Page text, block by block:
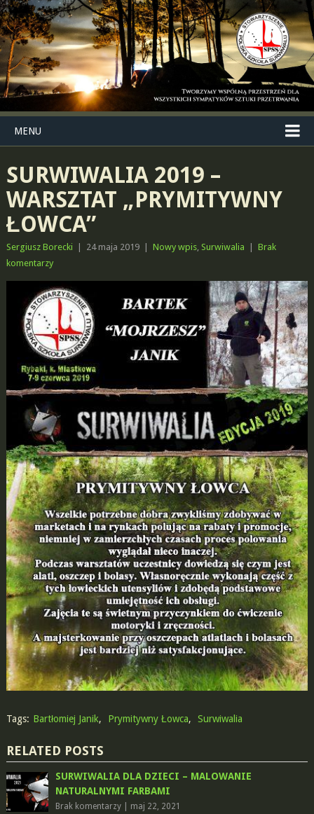
MENU
SURWIWALIA 2019 –
WARSZTAT „PRYMITYWNY
ŁOWCA”
Sergiusz Borecki 24 maja 2019 Nowy wpis, Surwiwalia
Brak
komentarzy
Tags: Bartłomiej Janik, Prymitywny Łowca, Surwiwalia
RELATED POSTS
SURWIWALIA DLA DZIECI – MALOWANIE
NATURALNYMI FARBAMI
Brak komentarzy| maj 22, 2021